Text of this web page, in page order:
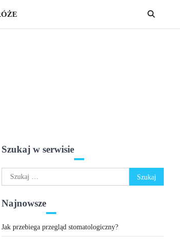
Szukaj w serwisie
Szukaj:
Najnowsze
Jak przebiega przegląd stomatologiczny?